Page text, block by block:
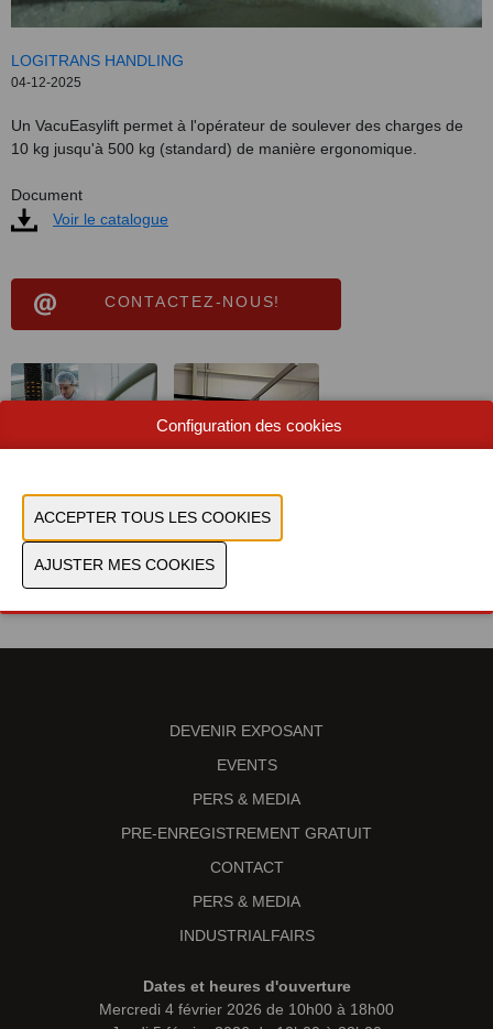
LOGITRANS HANDLING
04-12-2025
Un VacuEasylift permet à l'opérateur de soulever des charges de
10 kg jusqu'à 500 kg (standard) de manière ergonomique.
Document
Voir le catalogue
CONTACTEZ-NOUS!
PRÉCÉDENT
DEVENIR EXPOSANT
EVENTS
PERS & MEDIA
PRE-ENREGISTREMENT GRATUIT
CONTACT
PERS & MEDIA
INDUSTRIALFAIRS
Dates et heures d'ouverture
Mercredi 4 février 2026 de 10h00 à 18h00
Configuration des cookies